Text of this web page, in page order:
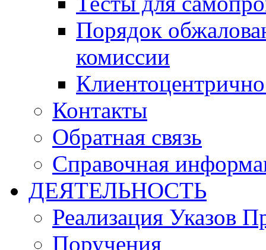
Порядок
комиссии
Контакты
Обратная связь
Справочная
ДЕЯТЕЛЬНОСТЬ
Реализация Указов
Поручения